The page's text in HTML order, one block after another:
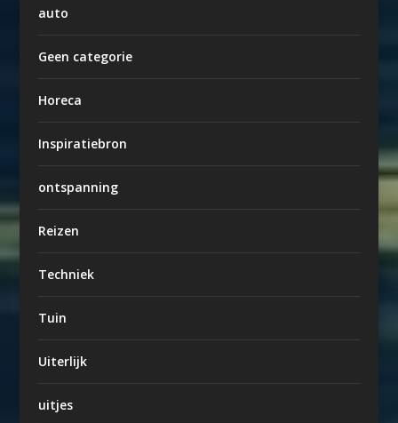
auto
Geen categorie
Horeca
Inspiratiebron
ontspanning
Reizen
Techniek
Tuin
Uiterlijk
uitjes